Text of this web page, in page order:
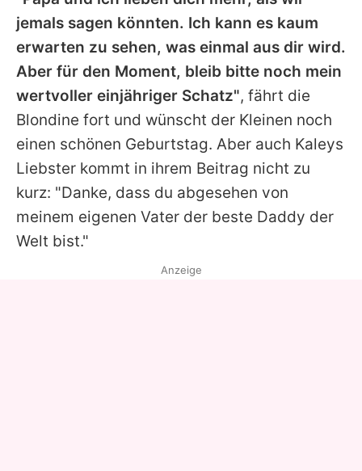
jemals sagen könnten. Ich kann es kaum
erwarten zu sehen, was einmal aus dir wird.
Aber für den Moment, bleib bitte noch mein
wertvoller einjähriger Schatz", fährt die
Blondine fort und wünscht der Kleinen noch
einen schönen Geburtstag. Aber auch Kaleys
Liebster kommt in ihrem Beitrag nicht zu
kurz: "Danke, dass du abgesehen von
meinem eigenen Vater der beste Daddy der
Welt bist."
Anzeige